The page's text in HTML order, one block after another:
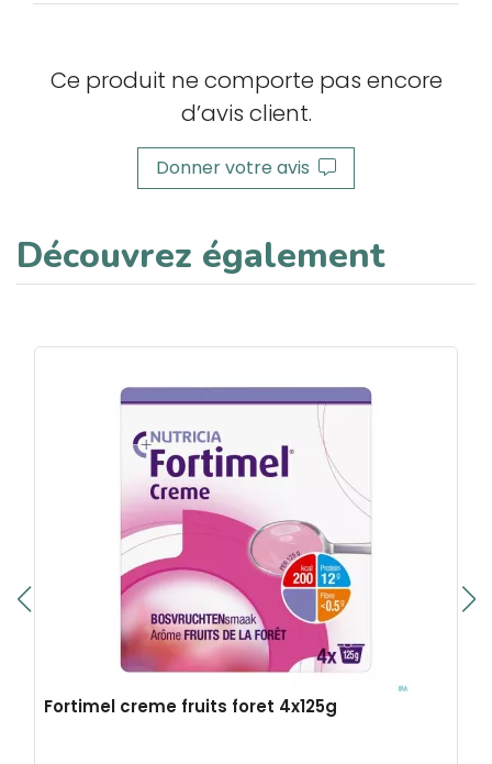
Ce produit ne comporte pas encore
d’avis client.
Donner votre avis
Découvrez également
Fortimel creme fruits foret 4x125g